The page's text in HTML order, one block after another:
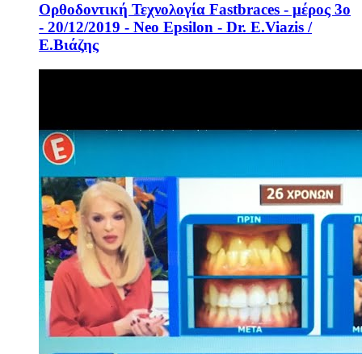
Ορθοδοντική Τεχνολογία Fastbraces - μέρος 3ο
- 20/12/2019 - Neo Epsilon - Dr. E.Viazis /
Ε.Βιάζης